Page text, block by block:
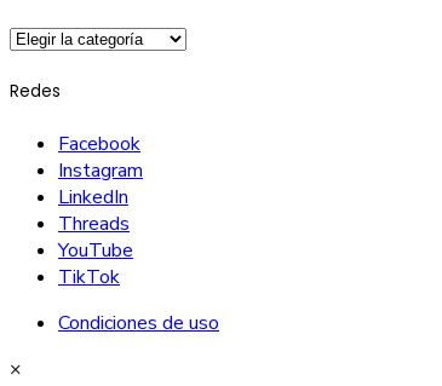
Guía
Redes
Facebook
Instagram
LinkedIn
Threads
YouTube
TikTok
Condiciones de uso
×